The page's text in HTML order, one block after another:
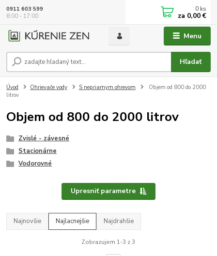
Menu
Hľadať
0911 603 599
8:00 - 17:00
0 ks
za 0,00 €
Úvod Ohrievače vody S nepriamym ohrevom
Objem od 800 do 2000
litrov
Objem od 800 do 2000 litrov
Zvislé - závesné
Stacionárne
Vodorovné
Upresniť parametre
Najnovšie Najlacnejšie Najdrahšie
Zobrazujem 1-3 z 3